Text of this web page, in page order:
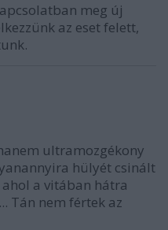
meg új
az eset felett,
ultramozgékony
hülyét csinált
a vitában hátra
Tán nem fértek az